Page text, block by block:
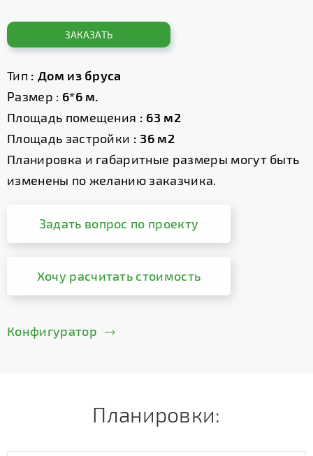
ЗАКАЗАТЬ
Тип : Дом из бруса
Размер : 6*6 м.
Площадь помещения : 63 м2
Площадь застройки : 36 м2
Планировка и габаритные размеры могут быть
изменены по желанию заказчика.
Задать вопрос по проекту
Хочу расчитать стоимость
Конфигуратор
Планировки: